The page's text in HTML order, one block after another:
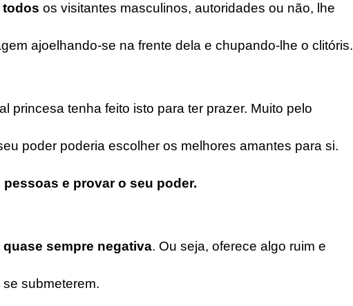
todos os visitantes masculinos, autoridades ou não, lhe
ajoelhando-se na frente dela e chupando-lhe o clitóris.
princesa tenha feito isto para ter prazer. Muito pelo
poder poderia escolher os melhores amantes para si.
pessoas e provar o seu poder.
sempre negativa. Ou seja, oferece algo ruim e
submeterem.